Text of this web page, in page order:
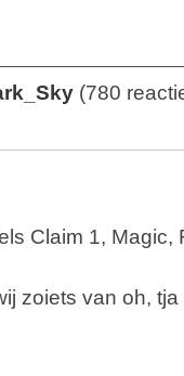
(780
Claim 1, Magic,
zoiets van oh,